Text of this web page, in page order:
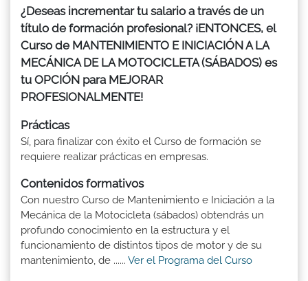
¿Deseas incrementar tu salario a través de un
título de formación profesional? ¡ENTONCES, el
Curso de MANTENIMIENTO E INICIACIÓN A LA
MECÁNICA DE LA MOTOCICLETA (SÁBADOS) es
tu OPCIÓN para MEJORAR
PROFESIONALMENTE!
Prácticas
Sí, para finalizar con éxito el Curso de formación se
requiere realizar prácticas en empresas.
Contenidos formativos
Con nuestro Curso de Mantenimiento e Iniciación a la
Mecánica de la Motocicleta (sábados) obtendrás un
profundo conocimiento en la estructura y el
funcionamiento de distintos tipos de motor y de su
mantenimiento, de ...... Ver el Programa del Curso